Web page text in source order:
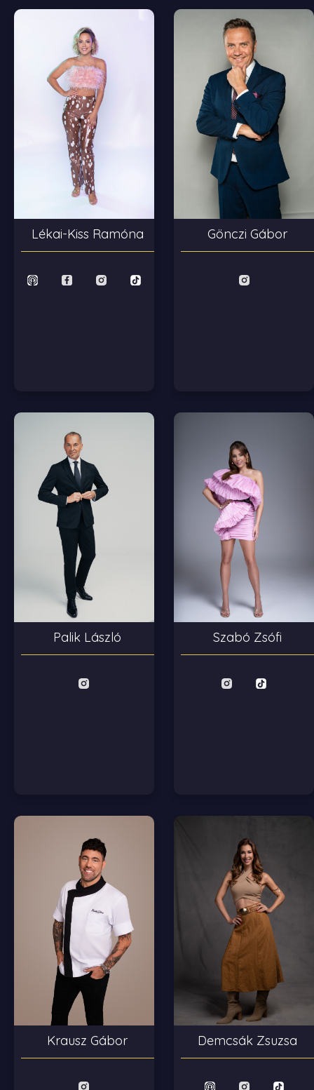
Lékai-Kiss Ramóna Gönczi Gábor
Palik László Szabó Zsófi
Krausz Gábor Demcsák Zsuzsa